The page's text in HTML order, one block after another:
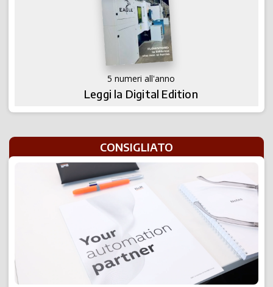
5 numeri all'anno
Leggi la Digital Edition
CONSIGLIATO